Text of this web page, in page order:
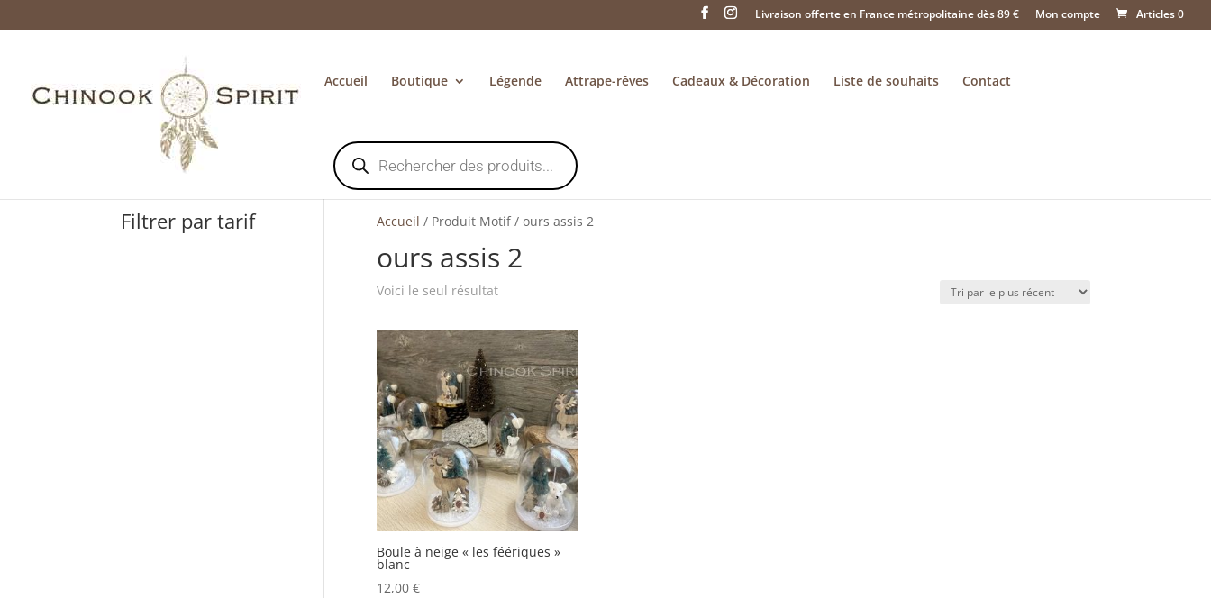
Livraison offerte en France métropolitaine dès 89 € Mon compte Articles 0
Accueil Boutique Légende Attrape-rêves Cadeaux & Décoration Liste de souhaits Contact
Recherche
de
produits
Accueil / Produit Motif/ ours assis 2
ours assis 2
Voici le seul résultat
Boule à neige « les féériques »
blanc
12,00 €
Filtrer par tarif